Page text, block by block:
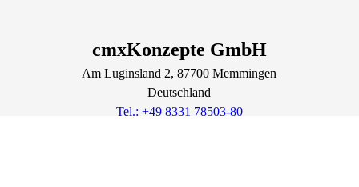
cmxKonzepte GmbH
Am Luginsland 2, 87700Memmingen
Deutschland
Tel.: +49 8331 78503-80